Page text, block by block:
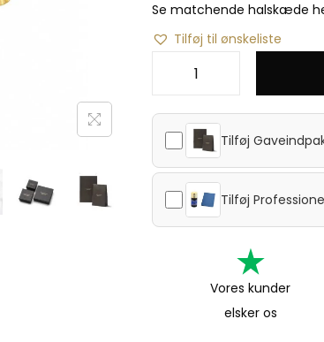
Se matchende halskæde
Tilføj til ønskeliste
Tilføj
Tilføj
Vores kunder
elsker os